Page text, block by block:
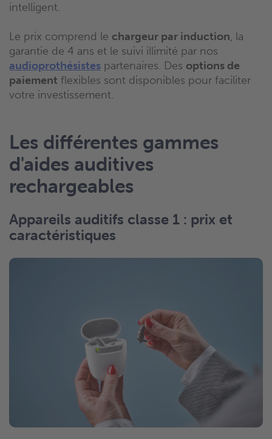
intelligent.
Le prix comprend le chargeur par induction, la
garantie de 4 ans et le suivi illimité par nos
audioprothésistes partenaires. Des options de
paiement flexibles sont disponibles pour faciliter
votre investissement.
Les différentes gammes
d'aides auditives
rechargeables
Appareils auditifs classe 1 : prix et
caractéristiques